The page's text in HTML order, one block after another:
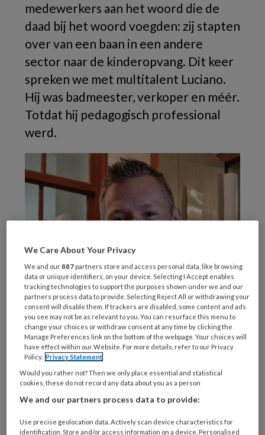
medewerkers aan het woord die de
daad bij het woord voegden: zij stapten
over van een baan in een andere
sector naar de kinderopvang. Dit keer
spreken we met multitalent Luciano.
Hij was badmeester, verkoper en méér.
Totdat hij pedagogisch professional
werd.
Basker Kinderopvang
REGISTREREN
Wil je dit artikel lezen?
Maak gratis een account aan en lees 2
We Care About Your Privacy
We and our887 partners store and access personal data, like browsing
data or unique identifiers, on your device. Selecting I Accept enables
tracking technologies to support the purposes shown under we and our
partners process data to provide. Selecting Reject All or withdrawing your
consent will disable them. If trackers are disabled, some content and ads
you see may not be as relevant to you. You can resurface this menu to
change your choices or withdraw consent at any time by clicking the
Manage Preferences link on the bottom of the webpage. Your choices will
have effect within our Website. For more details, refer to our Privacy
Policy. Privacy Statement
Would you rather not? Then we only place essential and statistical
cookies, these do not record any data about you as a person
We and our partners process data to provide:
Use precise geolocation data. Actively scan device characteristics for
identification. Store and/or access information on a device. Personalised